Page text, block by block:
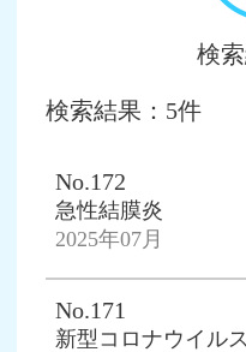
検
検索結果：5件
No.172
急性結膜炎
2025年07月
No.171
新型コロナウイル